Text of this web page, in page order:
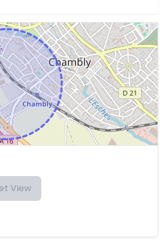
View